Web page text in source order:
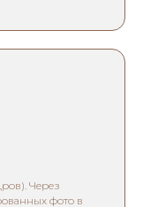
Через
фото в